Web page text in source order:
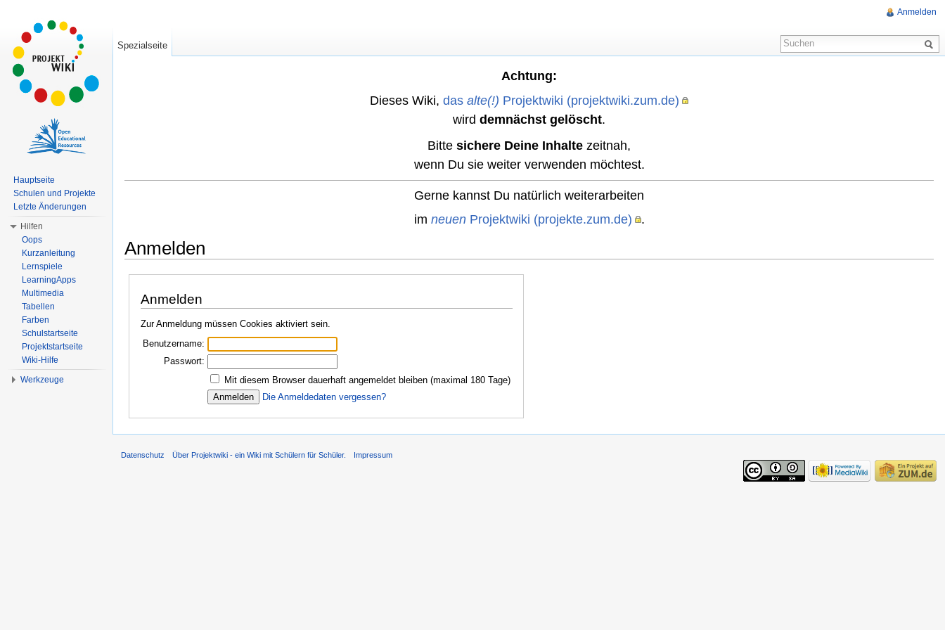
Achtung:
Dieses Wiki, das alte(!) Projektwiki (projektwiki.zum.de)
wird demnächst gelöscht.
Bitte sichere Deine Inhalte zeitnah,
wenn Du sie weiter verwenden möchtest.
Gerne kannst Du natürlich weiterarbeiten
im neuenProjektwiki (projekte.zum.de) .
Anmelden
Anmelden
Zur Anmeldung müssen Cookies aktiviert sein.
Benutzername:
Passwort:
Mit diesem Browser dauerhaft angemeldet bleiben (maximal 180 Tage)
Die Anmeldedaten vergessen?
Anmelden
Spezialseite
Hauptseite
Schulen und Projekte
Letzte Änderungen
Hilfen
Oops
Kurzanleitung
Lernspiele
LearningApps
Multimedia
Tabellen
Farben
Schulstartseite
Projektstartseite
Wiki-Hilfe
Werkzeuge
Datenschutz Über Projektwiki - ein Wiki mit Schülern für Schüler. Impressum